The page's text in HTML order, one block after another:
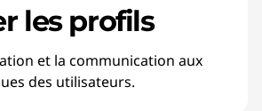
les profils
et la communication aux
des utilisateurs.